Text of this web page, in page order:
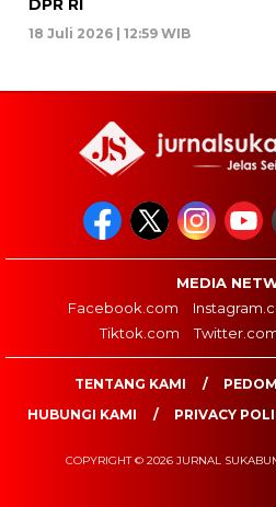
18 Juli 2026 | 12:59 WIB
MEDIA
Facebook.com
Tiktok.com
TENTANG KAMI
HUBUNGI KAMI
PRIVACY
COPYRIGHT © 2026 JURNAL